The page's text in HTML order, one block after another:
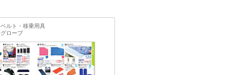
ルト・移乗用具
ローブ